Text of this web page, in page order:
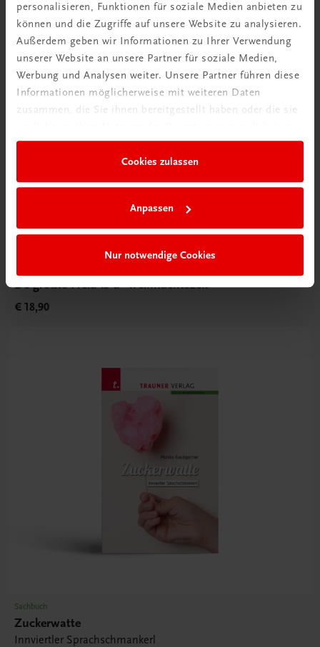
personalisieren, Funktionen für soziale Medien anbieten zu
können und die Zugriffe auf unsere Website zu analysieren.
Außerdem geben wir Informationen zu Ihrer Verwendung
unserer Website an unsere Partner für soziale Medien,
Werbung und Analysen weiter. Unsere Partner führen diese
Informationen möglicherweise mit weiteren Daten
zusammen, die Sie ihnen bereitgestellt haben oder die sie
Cookies zulassen
Anpassen
Nur notwendige Cookies
De größte Freid is d’ Weihnachtszeit
€ 18,90
Sachbuch
Zuckerwatte
Innviertler Sprachschmankerl